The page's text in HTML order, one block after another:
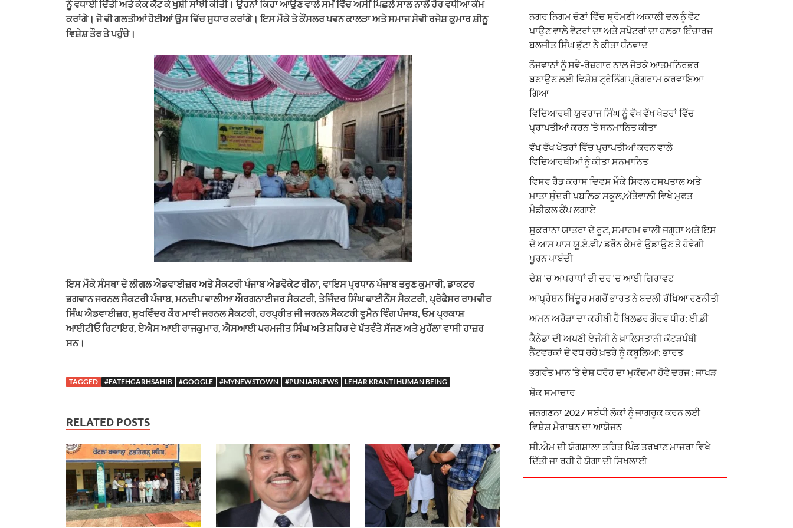
ਨੂੰ ਵਧਾਈ ਦਿੱਤੀ ਅਤੇ ਕੇਕ ਕੱਟ ਕੇ ਖੁਸ਼ੀ ਸਾਂਝੀ ਕੀਤੀ। ਉਹਨਾਂ ਕਿਹਾ ਆਉਣ ਵਾਲੇ ਸਮੇਂ ਵਿੱਚ ਅਸੀਂ ਪਿਛਲੇ ਸਾਲ ਨਾਲੋਂ ਹੋਰ ਵਧੀਆ ਕੰਮ
ਕਰਾਂਗੇ। ਜੋ ਵੀ ਗਲਤੀਆਂ ਹੋਈਆਂ ਉਸ ਵਿੱਚ ਸੁਧਾਰ ਕਰਾਂਗੇ। ਇਸ ਮੌਕੇ ਤੇ ਕੌਂਸਲਰ ਪਵਨ ਕਾਲੜਾ ਅਤੇ ਸਮਾਜ ਸੇਵੀ ਰਜੇਸ਼ ਕੁਮਾਰ ਸ਼ੀਨੂ
ਵਿਸ਼ੇਸ਼ ਤੌਰ ਤੇ ਪਹੁੰਚੇ।
ਇਸ ਮੌਕੇ ਸੰਸਥਾ ਦੇ ਲੀਗਲ ਐਡਵਾਈਜ਼ਰ ਅਤੇ ਸੈਕਟਰੀ ਪੰਜਾਬ ਐਡਵੋਕੇਟ ਰੀਨਾ, ਵਾਇਸ ਪ੍ਰਧਾਨ ਪੰਜਾਬ ਤਰੁਣ ਕੁਮਾਰੀ, ਡਾਕਟਰ
ਭਗਵਾਨ ਜਰਨਲ ਸੈਕਟਰੀ ਪੰਜਾਬ, ਮਨਦੀਪ ਵਾਲੀਆ ਔਰਗਨਾਈਜਰ ਸੈਕਟਰੀ, ਤੇਜਿੰਦਰ ਸਿੰਘ ਫਾਈਨੈਂਸ ਸੈਕਟਰੀ, ਪ੍ਰੋਫੈਸਰ ਰਾਮਵੀਰ
ਸਿੰਘ ਐਡਵਾਈਜ਼ਰ, ਸੁਖਵਿੰਦਰ ਕੌਰ ਮਾਵੀ ਜਰਨਲ ਸੈਕਟਰੀ, ਹਰਪ੍ਰੀਤ ਜੀ ਜਰਨਲ ਸੈਕਟਰੀ ਵੂਮੈਨ ਵਿੰਗ ਪੰਜਾਬ, ਓਮ ਪ੍ਰਕਾਸ਼
ਆਈਟੀਓ ਰਿਟਾਇਰ, ਏਐਸ ਆਈ ਰਾਜਕੁਮਾਰ, ਐਸਆਈ ਪਰਮਜੀਤ ਸਿੰਘ ਅਤੇ ਸ਼ਹਿਰ ਦੇ ਪੱਤਵੰਤੇ ਸੱਜਣ ਅਤੇ ਮੁਹੱਲਾ ਵਾਸੀ ਹਾਜ਼ਰ
ਸਨ।
TAGGED #FATEHGARHSAHIB #GOOGLE #MYNEWSTOWN #PUNJABNEWS LEHAR KRANTI HUMAN BEING
RELATED POSTS
ਨਗਰ ਨਿਗਮ ਚੋਣਾਂ ਵਿੱਚ ਸ਼੍ਰੋਮਣੀ ਅਕਾਲੀ ਦਲ ਨੂੰ ਵੋਟ
ਪਾਉਣ ਵਾਲੇ ਵੋਟਰਾਂ ਦਾ ਅਤੇ ਸਪੋਟਰਾਂ ਦਾ ਹਲਕਾ ਇੰਚਾਰਜ
ਬਲਜੀਤ ਸਿੰਘ ਭੁੱਟਾ ਨੇ ਕੀਤਾ ਧੰਨਵਾਦ
ਨੌਜਵਾਨਾਂ ਨੂੰ ਸਵੈ-ਰੋਜ਼ਗਾਰ ਨਾਲ ਜੋੜਕੇ ਆਤਮਨਿਰਭਰ
ਬਣਾਉਣ ਲਈ ਵਿਸ਼ੇਸ਼ ਟ੍ਰੇਨਿੰਗ ਪ੍ਰੋਗਰਾਮ ਕਰਵਾਇਆ
ਗਿਆ
ਵਿਦਿਆਰਥੀ ਯੁਵਰਾਜ ਸਿੰਘ ਨੂੰ ਵੱਖ ਵੱਖ ਖੇਤਰਾਂ ਵਿੱਚ
ਪ੍ਰਾਪਤੀਆਂ ਕਰਨ ‘ਤੇ ਸਨਮਾਨਿਤ ਕੀਤਾ
ਵੱਖ ਵੱਖ ਖੇਤਰਾਂ ਵਿੱਚ ਪ੍ਰਾਪਤੀਆਂ ਕਰਨ ਵਾਲੇ
ਵਿਦਿਆਰਥੀਆਂ ਨੂੰ ਕੀਤਾ ਸਨਮਾਨਿਤ
ਵਿਸਵ ਰੈਡ ਕਰਾਸ ਦਿਵਸ ਮੌਕੇ ਸਿਵਲ ਹਸਪਤਾਲ ਅਤੇ
ਮਾਤਾ ਸੁੰਦਰੀ ਪਬਲਿਕ ਸਕੂਲ,ਅੱਤੇਵਾਲੀ ਵਿਖੇ ਮੁਫਤ
ਮੈਡੀਕਲ ਕੈਂਪ ਲਗਾਏ
ਸੁਕਰਾਨਾ ਯਾਤਰਾ ਦੇ ਰੂਟ, ਸਮਾਗਮ ਵਾਲੀ ਜਗ੍ਹਾ ਅਤੇ ਇਸ
ਦੇ ਆਸ ਪਾਸ ਯੂ.ਏ.ਵੀ/ ਡਰੌਨ ਕੈਮਰੇ ਉਡਾਉਣ ਤੇ ਹੋਵੇਗੀ
ਪੂਰਨ ਪਾਬੰਦੀ
ਦੇਸ਼ ‘ਚ ਅਪਰਾਧਾਂ ਦੀ ਦਰ ‘ਚ ਆਈ ਗਿਰਾਵਟ
ਆਪ੍ਰੇਸ਼ਨ ਸਿੰਦੂਰ ਮਗਰੋਂ ਭਾਰਤ ਨੇ ਬਦਲੀ ਰੱਖਿਆ ਰਣਨੀਤੀ
ਅਮਨ ਅਰੋੜਾ ਦਾ ਕਰੀਬੀ ਹੈ ਬਿਲਡਰ ਗੌਰਵ ਧੀਰ: ਈ.ਡੀ
ਕੈਨੇਡਾ ਦੀ ਅਪਣੀ ਏਜੰਸੀ ਨੇ ਖ਼ਾਲਿਸਤਾਨੀ ਕੱਟੜਪੰਥੀ
ਨੈੱਟਵਰਕਾਂ ਦੇ ਵਧ ਰਹੇ ਖ਼ਤਰੇ ਨੂੰ ਕਬੂਲਿਆ: ਭਾਰਤ
ਭਗਵੰਤ ਮਾਨ ‘ਤੇ ਦੇਸ਼ ਧਰੋਹ ਦਾ ਮੁਕੱਦਮਾ ਹੋਵੇ ਦਰਜ : ਜਾਖੜ
ਸ਼ੋਕ ਸਮਾਚਾਰ
ਜਨਗਣਨਾ 2027 ਸਬੰਧੀ ਲੋਕਾਂ ਨੂੰ ਜਾਗਰੂਕ ਕਰਨ ਲਈ
ਵਿਸ਼ੇਸ਼ ਮੈਰਾਥਨ ਦਾ ਆਯੋਜਨ
ਸੀ.ਐਮ ਦੀ ਯੋਗਸ਼ਾਲਾ ਤਹਿਤ ਪਿੰਡ ਤਰਖਾਣ ਮਾਜਰਾ ਵਿਖੇ
ਦਿੱਤੀ ਜਾ ਰਹੀ ਹੈ ਯੋਗਾ ਦੀ ਸਿਖਲਾਈ